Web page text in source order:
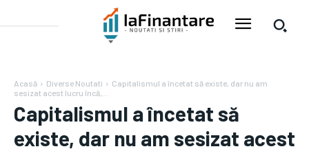
Acasă Diverse Noutati
Capitalismul a încetat să existe, dar nu am
sesizat acest lucru încă,...
Capitalismul a încetat să
existe, dar nu am sesizat acest